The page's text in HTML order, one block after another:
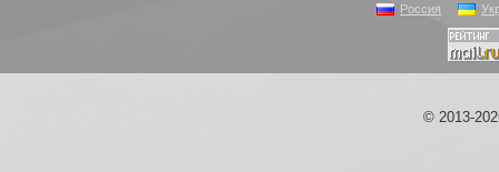
Россия
© 2013-